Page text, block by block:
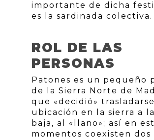
importante de dicha
es la sardinada colectiva.
ROL DE LAS
PERSONAS
Patones es un pequeño
de la Sierra Norte de
que «decidió»
ubicación en la sierra a
baja, al «llano»; así en
momentos coexisten dos